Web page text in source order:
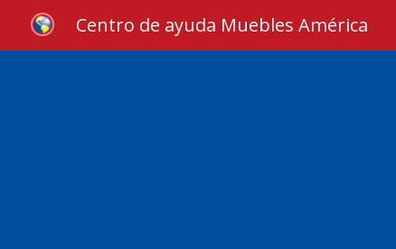
Centro de ayuda Muebles América